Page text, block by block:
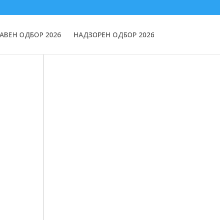
ОДБОР 2026 НАДЗОРЕН ОДБОР 2026